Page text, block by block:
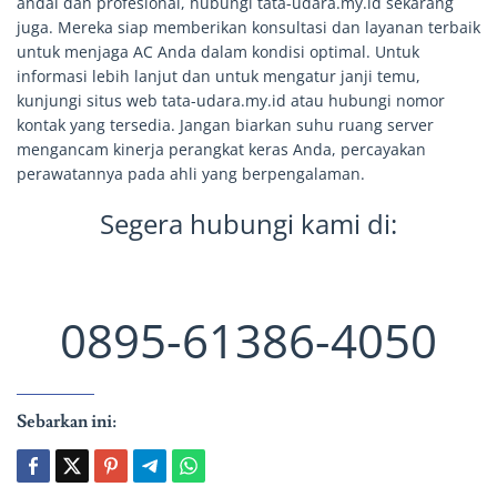
juga. Mereka siap memberikan konsultasi dan layanan terbaik
untuk menjaga AC Anda dalam kondisi optimal. Untuk
informasi lebih lanjut dan untuk mengatur janji temu,
kunjungi situs web tata-udara.my.id atau hubungi nomor
kontak yang tersedia. Jangan biarkan suhu ruang server
mengancam kinerja perangkat keras Anda, percayakan
perawatannya pada ahli yang berpengalaman.
Segera hubungi kami di:
0895-61386-4050
Sebarkan ini: